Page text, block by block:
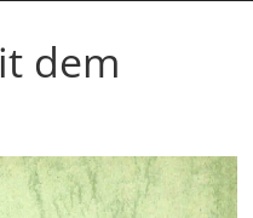
dem